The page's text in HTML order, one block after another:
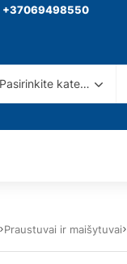
+37069498550
Pasirinkite kategoriją
Praustuvai ir maišytuvai